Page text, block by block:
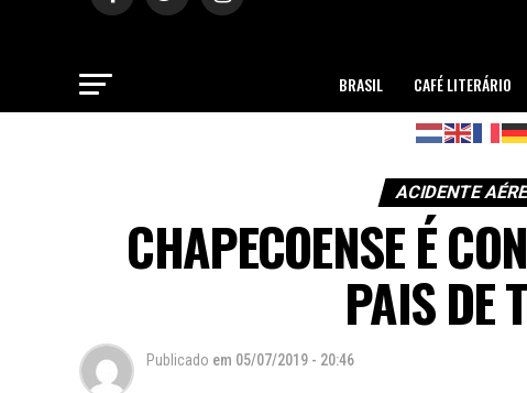
BRASIL CAFÉ LITERÁRIO
ACIDENTE
CHAPECOENSE É
PAIS DE
Publicado em 05/07/2019 - 20:46